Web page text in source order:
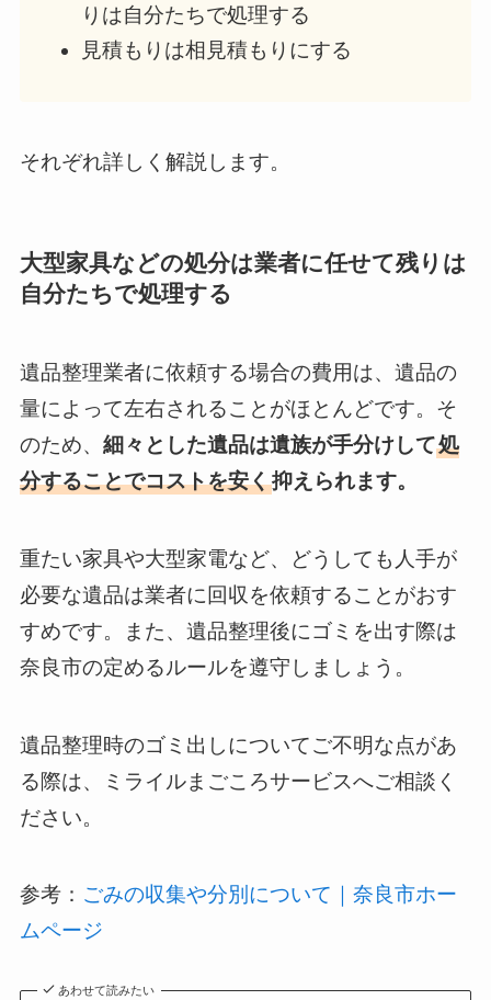
りは自分たちで処理する
見積もりは相見積もりにする
それぞれ詳しく解説します。
大型家具などの処分は業者に任せて残りは
自分たちで処理する
遺品整理業者に依頼する場合の費用は、遺品の
量によって左右されることがほとんどです。そ
のため、 細々とした遺品は遺族が手分けして処
分することでコストを安く抑えられます。
重たい家具や大型家電など、どうしても人手が
必要な遺品は業者に回収を依頼することがおす
すめです。また、遺品整理後にゴミを出す際は
奈良市の定めるルールを遵守しましょう。
遺品整理時のゴミ出しについてご不明な点があ
る際は、ミライルまごころサービスへご相談く
ださい。
参考： ごみの収集や分別について｜奈良市ホー
ムページ
あわせて読みたい